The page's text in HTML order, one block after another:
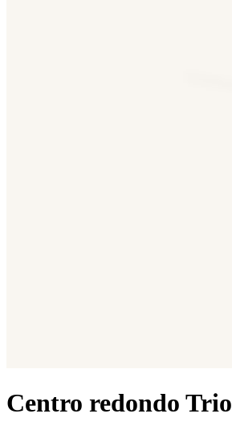
Centro redondo Trio